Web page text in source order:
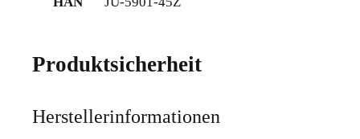
Produktsicherheit
Herstellerinformationen